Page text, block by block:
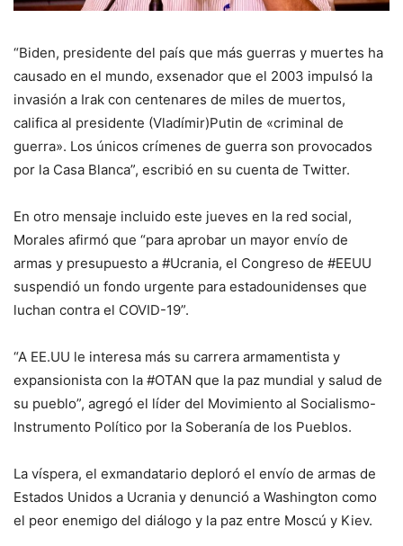
“Biden, presidente del país que más guerras y muertes ha
causado en el mundo, exsenador que el 2003 impulsó la
invasión a Irak con centenares de miles de muertos,
califica al presidente (Vladímir)Putin de «criminal de
guerra». Los únicos crímenes de guerra son provocados
por la Casa Blanca”, escribió en su cuenta de Twitter.
En otro mensaje incluido este jueves en la red social,
Morales afirmó que “para aprobar un mayor envío de
armas y presupuesto a #Ucrania, el Congreso de #EEUU
suspendió un fondo urgente para estadounidenses que
luchan contra el COVID-19”.
“A EE.UU le interesa más su carrera armamentista y
expansionista con la #OTAN que la paz mundial y salud de
su pueblo”, agregó el líder del Movimiento al Socialismo-
Instrumento Político por la Soberanía de los Pueblos.
La víspera, el exmandatario deploró el envío de armas de
Estados Unidos a Ucrania y denunció a Washington como
el peor enemigo del diálogo y la paz entre Moscú y Kiev.